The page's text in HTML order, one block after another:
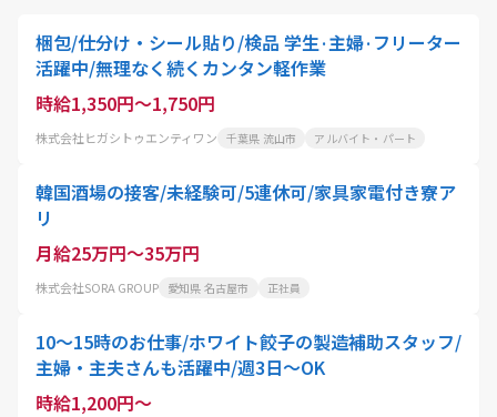
梱包/仕分け・シール貼り/検品 学生·主婦·フリーター
活躍中/無理なく続くカンタン軽作業
時給1,350円～1,750円
株式会社ヒガシトゥエンティワン 千葉県 流山市 アルバイト・パート
韓国酒場の接客/未経験可/5連休可/家具家電付き寮ア
リ
月給25万円～35万円
株式会社SORA GROUP 愛知県 名古屋市 正社員
10～15時のお仕事/ホワイト餃子の製造補助スタッフ/
主婦・主夫さんも活躍中/週3日～OK
時給1,200円～